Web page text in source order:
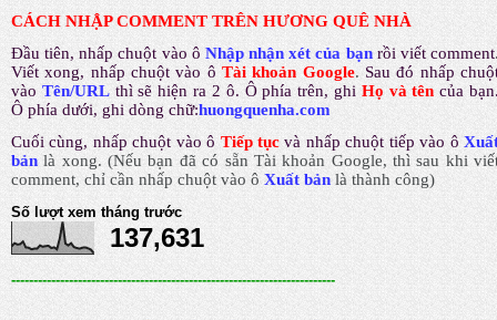
CÁCH NHẬP COMMENT TRÊN HƯƠNG QUÊ NHÀ
Đầu tiên, nhấp chuột vào ô Nhập nhận xét của bạn rồi viết comment
Viết xong, nhấp chuột vào ô Tài khoản Google. Sau đó nhấp
vào Tên/URL thì sẽ hiện ra 2 ô. Ô phía trên, ghiHọ và tên của
Ô phía dưới, ghi dòng chữ:huongquenha.com
Cuối cùng, nhấp chuột vào ô Tiếp tục và nhấp chuột tiếp vào ô
bản là xong.(Nếu bạn đã có sẵn Tài khoản Google, thì sau khi
comment, chỉ cần nhấp chuột vào ô Xuất bản là thành công)
Số lượt xem tháng trước
137,631
-------------------------------------------------------------------------